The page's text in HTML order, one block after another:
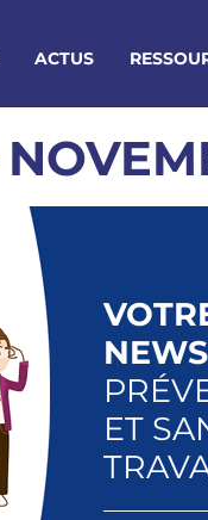
ACTUS
ET